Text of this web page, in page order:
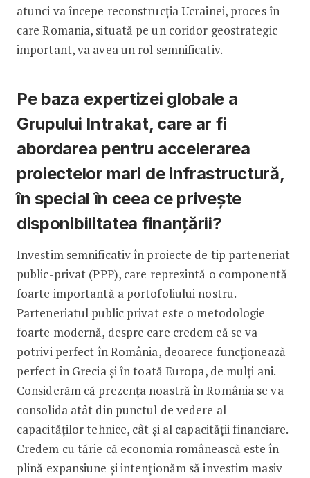
atunci va începe reconstrucția Ucrainei, proces în
care Romania, situată pe un coridor geostrategic
important, va avea un rol semnificativ.
Pe baza expertizei globale a
Grupului Intrakat, care ar fi
abordarea pentru accelerarea
proiectelor mari de infrastructură,
în special în ceea ce privește
disponibilitatea finanțării?
Investim semnificativ în proiecte de tip parteneriat
public-privat (PPP), care reprezintă o componentă
foarte importantă a portofoliului nostru.
Parteneriatul public privat este o metodologie
foarte modernă, despre care credem că se va
potrivi perfect în România, deoarece funcționează
perfect în Grecia și în toată Europa, de mulți ani.
Considerăm că prezența noastră în România se va
consolida atât din punctul de vedere al
capacităților tehnice, cât și al capacității financiare.
Credem cu tărie că economia românească este în
plină expansiune și intenționăm să investim masiv